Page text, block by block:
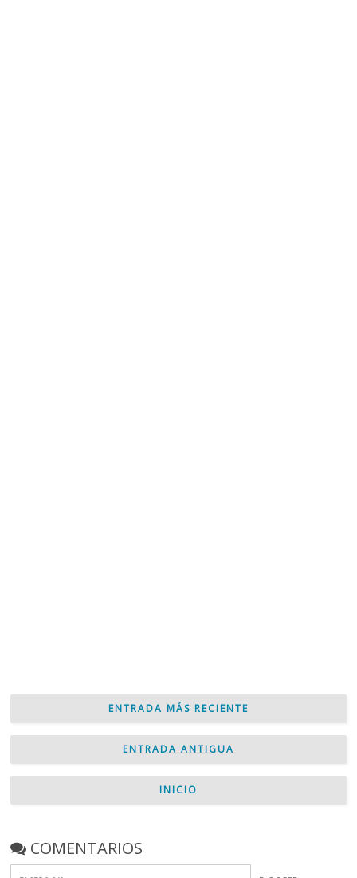
ENTRADA MÁS RECIENTE
ENTRADA ANTIGUA
INICIO
COMENTARIOS